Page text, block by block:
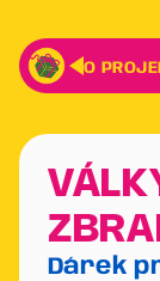
O
Dárek